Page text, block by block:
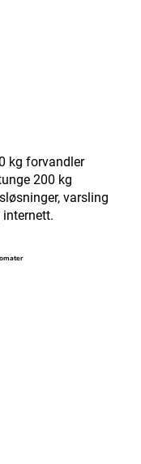
kg forvandler
200 kg
varsling